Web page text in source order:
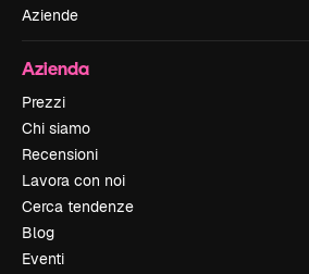
Aziende
Azienda
Prezzi
Chi siamo
Recensioni
Lavora con noi
Cerca tendenze
Blog
Eventi